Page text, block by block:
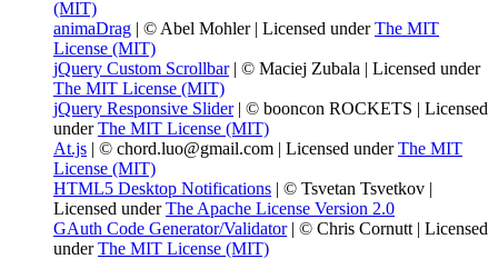
(MIT)
animaDrag | © Abel Mohler | Licensed underThe MIT
License (MIT)
jQuery Custom Scrollbar| © Maciej Zubala | Licensed under
The MIT License (MIT)
jQuery Responsive Slider| © booncon ROCKETS | Licensed
underThe MIT License (MIT)
At.js | © chord.luo@gmail.com | Licensed underThe MIT
License (MIT)
HTML5 Desktop Notifications | © Tsvetan Tsvetkov |
Licensed underThe Apache License Version 2.0
GAuth Code Generator/Validator| © Chris Cornutt | Licensed
underThe MIT License (MIT)